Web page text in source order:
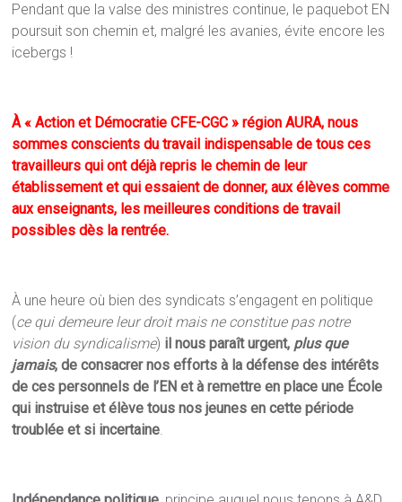
Pendant que la valse des ministres continue, le paquebot EN
poursuit son chemin et, malgré les avanies, évite encore les
icebergs !
À « Action et Démocratie CFE-CGC » région AURA, nous
sommes conscients du travail indispensable de tous ces
travailleurs qui ont déjà repris le chemin de leur
établissement et qui essaient de donner, aux élèves comme
aux enseignants, les meilleures conditions de travail
possibles dès la rentrée.
À une heure où bien des syndicats s’engagent en politique
(ce qui demeure leur droit mais ne constitue pas notre
vision du syndicalisme) il nous paraît urgent, plus que
jamais, de consacrer nos efforts à la défense des intérêts
de ces personnels de l’EN et à remettre en place une École
qui instruise et élève tous nos jeunes en cette période
troublée et si incertaine.